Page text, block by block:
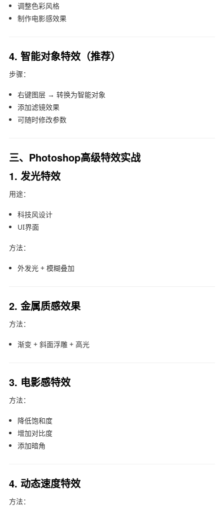
调整色彩风格
制作电影感效果
4. 智能对象特效（推荐）
步骤：
右键图层 → 转换为智能对象
添加滤镜效果
可随时修改参数
三、Photoshop高级特效实战
1. 发光特效
用途：
科技风设计
UI界面
方法：
外发光 + 模糊叠加
2. 金属质感效果
方法：
渐变 + 斜面浮雕 + 高光
3. 电影感特效
方法：
降低饱和度
增加对比度
添加暗角
4. 动态速度特效
方法：